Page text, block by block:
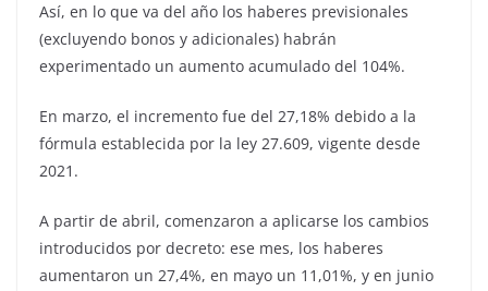
Así, en lo que va del año los haberes previsionales
(excluyendo bonos y adicionales) habrán
experimentado un aumento acumulado del 104%.
En marzo, el incremento fue del 27,18% debido a la
fórmula establecida por la ley 27.609, vigente desde
2021.
A partir de abril, comenzaron a aplicarse los cambios
introducidos por decreto: ese mes, los haberes
aumentaron un 27,4%, en mayo un 11,01%, y en junio